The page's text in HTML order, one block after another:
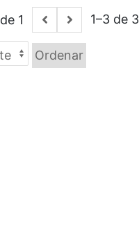
de 1 1–3 de 3
Ordenar